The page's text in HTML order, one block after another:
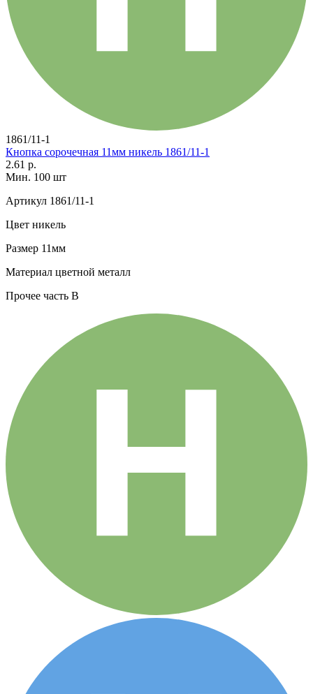
1861/11-1
Кнопка сорочечная 11мм никель 1861/11-1
2.61 р.
Мин. 100 шт
Артикул 1861/11-1
Цвет никель
Размер 11мм
Материал цветной металл
Прочее часть В